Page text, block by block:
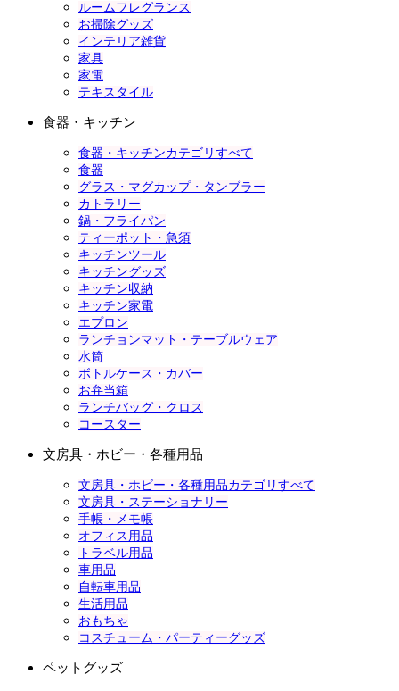
ルームフレグランス
お掃除グッズ
インテリア雑貨
家具
家電
テキスタイル
食器・キッチン
食器・キッチンカテゴリすべて
食器
グラス・マグカップ・タンブラー
カトラリー
鍋・フライパン
ティーポット・急須
キッチンツール
キッチングッズ
キッチン収納
キッチン家電
エプロン
ランチョンマット・テーブルウェア
水筒
ボトルケース・カバー
お弁当箱
ランチバッグ・クロス
コースター
文房具・ホビー・各種用品
文房具・ホビー・各種用品カテゴリすべて
文房具・ステーショナリー
手帳・メモ帳
オフィス用品
トラベル用品
車用品
自転車用品
生活用品
おもちゃ
コスチューム・パーティーグッズ
ペットグッズ